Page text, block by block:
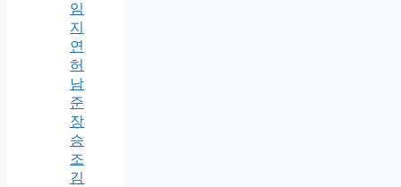
임
지
연
허
남
준
장
승
조
김